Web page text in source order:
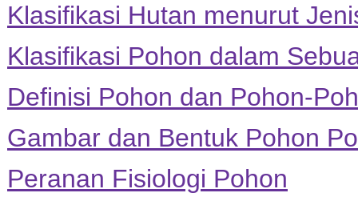
Klasifikasi Hutan menurut
Klasifikasi Pohon dalam
Definisi Pohon dan Pohon-
Gambar dan Bentuk Pohon
Peranan Fisiologi Pohon